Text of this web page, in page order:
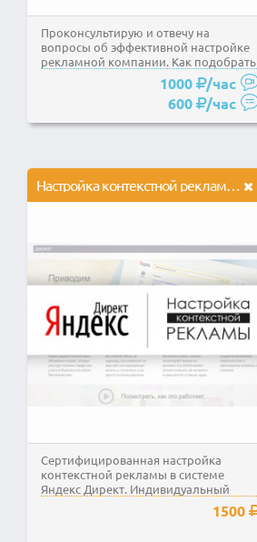
Проконсультирую и отвечу на
вопросы об эффективной настройке
рекламной компании. Как подобрать
ключевые слова, как...1000
/час
600
/час
Настройка контекстной рекламы Яндекс Директ + РСЯ до 50 ключей
Сертифицированная настройка
контекстной рекламы в системе
Яндекс Директ. Индивидуальный
подход, никаких шаблонов. Перед...
1500